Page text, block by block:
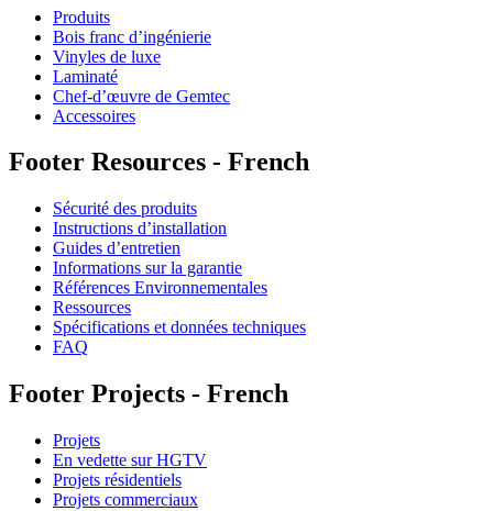
Produits
Bois franc d’ingénierie
Vinyles de luxe
Laminaté
Chef-d’œuvre de Gemtec
Accessoires
Footer Resources - French
Sécurité des produits
Instructions d’installation
Guides d’entretien
Informations sur la garantie
Références Environnementales
Ressources
Spécifications et données techniques
FAQ
Footer Projects - French
Projets
En vedette sur HGTV
Projets résidentiels
Projets commerciaux